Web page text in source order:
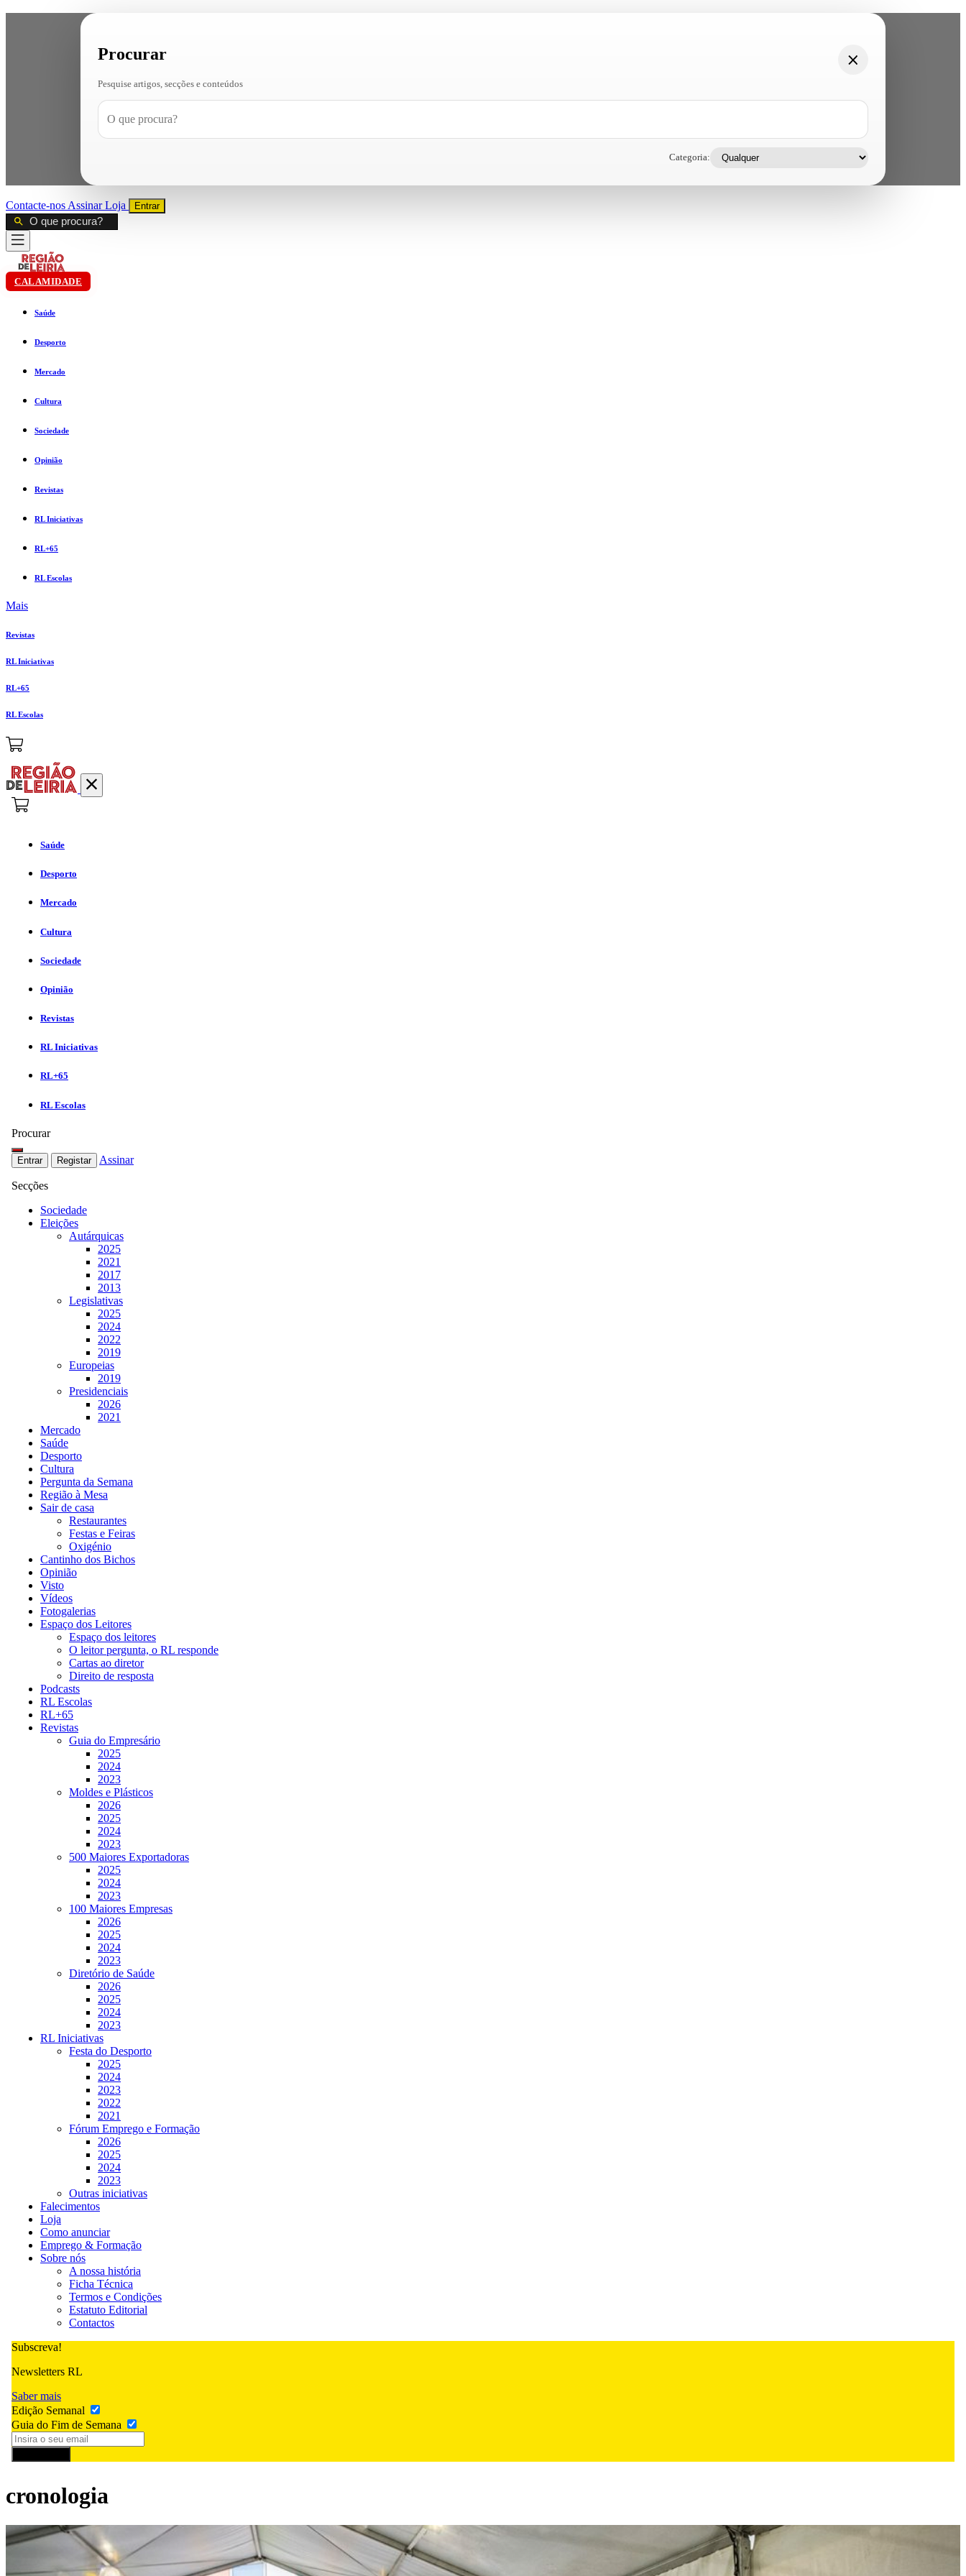
Procurar
Pesquise artigos, secções e conteúdos
Categoria:
Contacte-nos AssinarLoja Entrar
CALAMIDADE
Saúde
Desporto
Mercado
Cultura
Sociedade
Opinião
Revistas
RL Iniciativas
RL+65
RL Escolas
Mais
Revistas
RL Iniciativas
RL+65
RL Escolas
Saúde
Desporto
Mercado
Cultura
Sociedade
Opinião
Revistas
RL Iniciativas
RL+65
RL Escolas
Procurar
Entrar Registar Assinar
Secções
Sociedade
Eleições
Autárquicas
2025
2021
2017
2013
Legislativas
2025
2024
2022
2019
Europeias
2019
Presidenciais
2026
2021
Mercado
Saúde
Desporto
Cultura
Pergunta da Semana
Região à Mesa
Sair de casa
Restaurantes
Festas e Feiras
Oxigénio
Cantinho dos Bichos
Opinião
Visto
Vídeos
Fotogalerias
Espaço dos Leitores
Espaço dos leitores
O leitor pergunta, o RL responde
Cartas ao diretor
Direito de resposta
Podcasts
RL Escolas
RL+65
Revistas
Guia do Empresário
2025
2024
2023
Moldes e Plásticos
2026
2025
2024
2023
500 Maiores Exportadoras
2025
2024
2023
100 Maiores Empresas
2026
2025
2024
2023
Diretório de Saúde
2026
2025
2024
2023
RL Iniciativas
Festa do Desporto
2025
2024
2023
2022
2021
Fórum Emprego e Formação
2026
2025
2024
2023
Outras iniciativas
Falecimentos
Loja
Como anunciar
Emprego & Formação
Sobre nós
A nossa história
Ficha Técnica
Termos e Condições
Estatuto Editorial
Contactos
Subscreva!
Newsletters RL
Saber mais
Edição Semanal
Guia do Fim de Semana
cronologia